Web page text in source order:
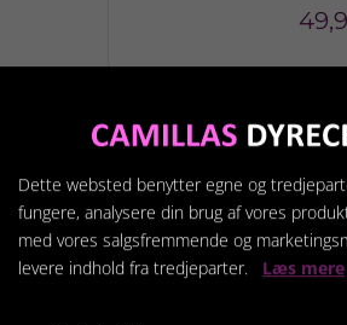
Dette websted benytter egne og
fungere, analysere din brug af vores
med vores salgsfremmende og
levere indhold fra tredjeparter. Læs mere